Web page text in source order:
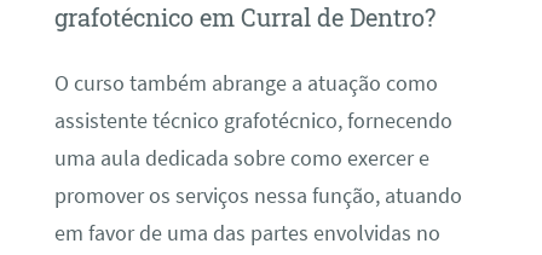
grafotécnico em Curral de Dentro?
O curso também abrange a atuação como
assistente técnico grafotécnico, fornecendo
uma aula dedicada sobre como exercer e
promover os serviços nessa função, atuando
em favor de uma das partes envolvidas no